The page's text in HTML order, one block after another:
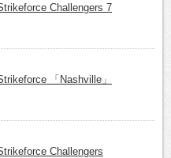
Challengers 7
「Nashville」
Challengers